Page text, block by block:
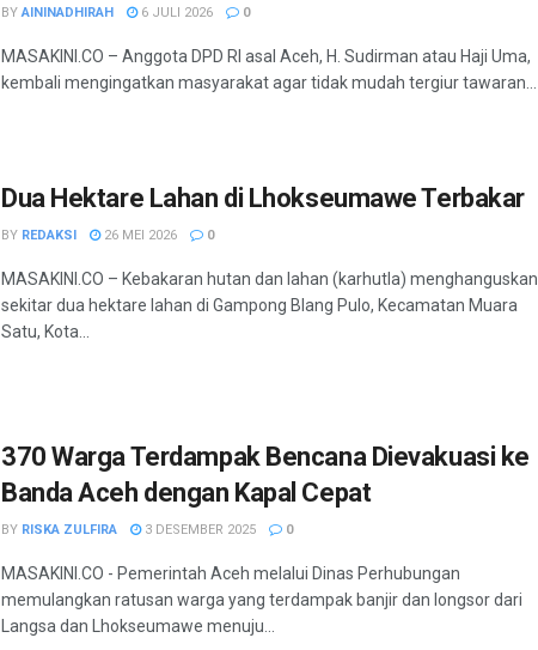
BY AININADHIRAH 6 JULI 2026 0
MASAKINI.CO – Anggota DPD RI asal Aceh, H. Sudirman atau Haji Uma,
kembali mengingatkan masyarakat agar tidak mudah tergiur tawaran...
Dua Hektare Lahan di Lhokseumawe Terbakar
BY REDAKSI 26 MEI 2026 0
MASAKINI.CO – Kebakaran hutan dan lahan (karhutla) menghanguskan
sekitar dua hektare lahan di Gampong Blang Pulo, Kecamatan Muara
Satu, Kota...
370 Warga Terdampak Bencana Dievakuasi ke
Banda Aceh dengan Kapal Cepat
BY RISKA ZULFIRA 3 DESEMBER 2025 0
MASAKINI.CO - Pemerintah Aceh melalui Dinas Perhubungan
memulangkan ratusan warga yang terdampak banjir dan longsor dari
Langsa dan Lhokseumawe menuju...